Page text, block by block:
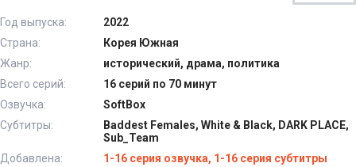
Год выпуска:
2022
Страна:
Корея Южная
Жанр:
исторический, драма, политика
Всего серий:
16 серий по 70 минут
Озвучка:
SoftBox
Субтитры:
Baddest Females, White & Black, DARK PLACE,
Sub_Team
Добавлена:
1-16 серия озвучка, 1-16 серия субтитры